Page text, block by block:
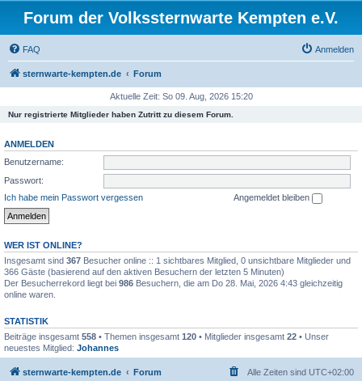
Forum der Volkssternwarte Kempten e.V.
FAQ Anmelden
sternwarte-kempten.de Forum
Aktuelle Zeit: So 09. Aug, 2026 15:20
Nur registrierte Mitglieder haben Zutritt zu diesem Forum.
ANMELDEN
Benutzername:
Passwort:
Ich habe mein Passwort vergessen
Angemeldet bleiben
WER IST ONLINE?
Insgesamt sind 367 Besucher online :: 1 sichtbares Mitglied, 0 unsichtbare Mitglieder und
366 Gäste (basierend auf den aktiven Besuchern der letzten 5 Minuten)
Der Besucherrekord liegt bei 986 Besuchern, die am Do 28. Mai, 2026 4:43 gleichzeitig
online waren.
STATISTIK
Beiträge insgesamt 558 • Themen insgesamt 120 • Mitglieder insgesamt 22 • Unser
neuestes Mitglied: Johannes
sternwarte-kempten.de Forum Alle Zeiten sind UTC+02:00